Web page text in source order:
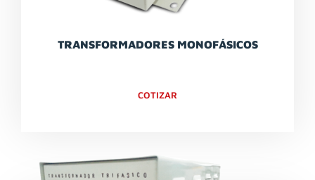
TRANSFORMADORES MONOFÁSICOS
COTIZAR